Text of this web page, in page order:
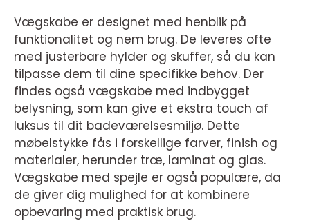
Vægskabe er designet med henblik på
funktionalitet og nem brug. De leveres ofte
med justerbare hylder og skuffer, så du kan
tilpasse dem til dine specifikke behov. Der
findes også vægskabe med indbygget
belysning, som kan give et ekstra touch af
luksus til dit badeværelsesmiljø. Dette
møbelstykke fås i forskellige farver, finish og
materialer, herunder træ, laminat og glas.
Vægskabe med spejle er også populære, da
de giver dig mulighed for at kombinere
opbevaring med praktisk brug.